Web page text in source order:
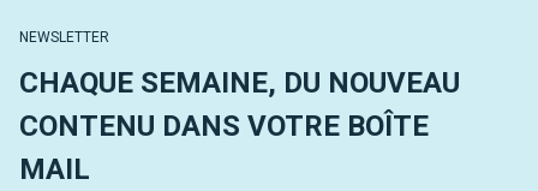
NEWSLETTER
CHAQUE SEMAINE, DU NOUVEAU
CONTENU DANS VOTRE BOÎTE
MAIL